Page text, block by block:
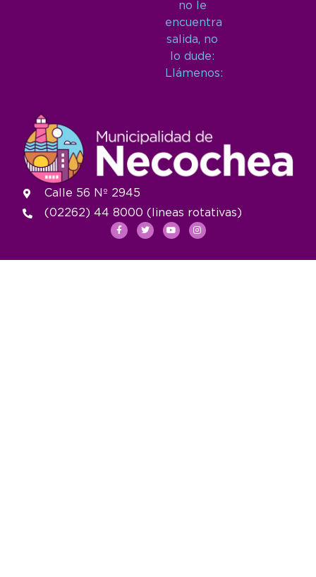
no le
encuentra
salida, no
lo dude:
Llámenos:
Calle 56 Nº 2945
(02262) 44 8000 (lineas rotativas)